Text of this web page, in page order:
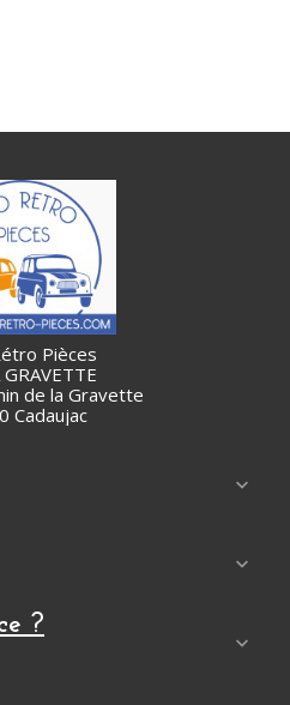
Pièces
GRAVETTE
de la Gravette
Cadaujac


?
